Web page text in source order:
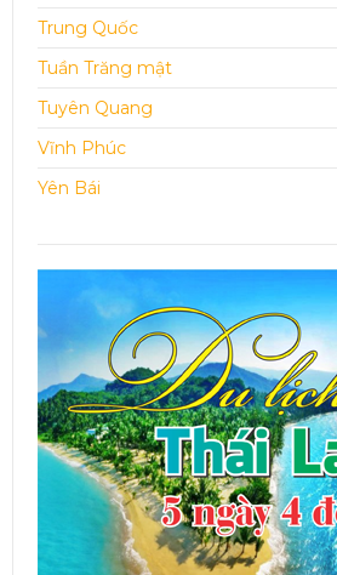
Trung Quốc
Tuần Trăng mật
Tuyên Quang
Vĩnh Phúc
Yên Bái